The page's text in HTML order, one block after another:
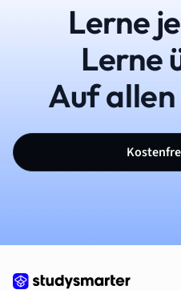
Lerne
Lerne
Auf